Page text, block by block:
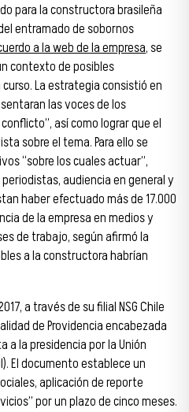
para la constructora brasileña
entramado de sobornos
a la web de la empresa, se
contexto de posibles
La estrategia consistió en
las voces de los
así como lograr que el
sobre el tema. Para ello se
“sobre los cuales actuar”,
audiencia en general y
haber efectuado más de 17.000
de la empresa en medios y
de trabajo, según afirmó la
a la constructora habrían
a través de su filial NSG Chile
de Providencia encabezada
a la presidencia por la Unión
El documento establece un
aplicación de reporte
por un plazo de cinco meses.